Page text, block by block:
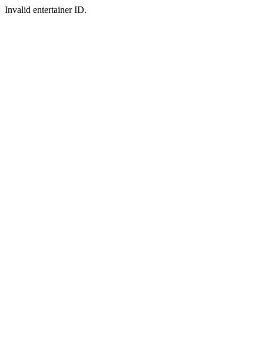
Invalid entertainer ID.